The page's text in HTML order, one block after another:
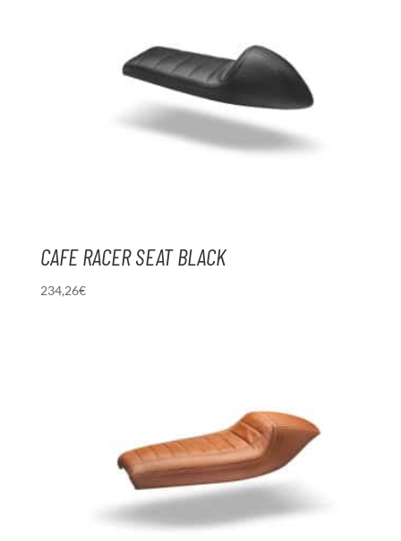
CAFE RACER SEAT BLACK
234,26€